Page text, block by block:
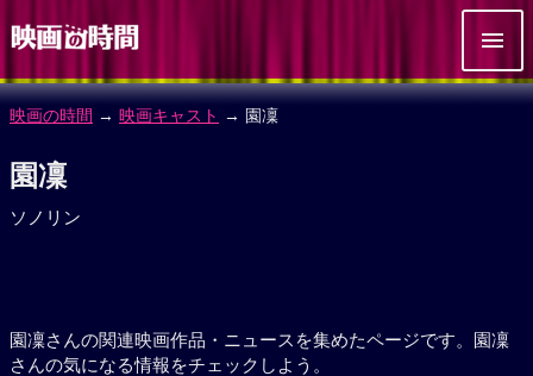
映画の時間 → 映画キャスト → 園凜
園凜
ソノリン
園凜さんの関連映画作品・ニュースを集めたページです。園凜
さんの気になる情報をチェックしよう。